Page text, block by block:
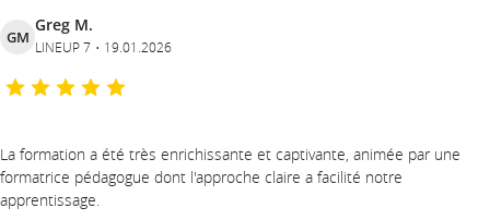
GM
Greg M.
LINEUP 7 19.01.2026
La formation a été très enrichissante et captivante, animée par une
formatrice pédagogue dont l'approche claire a facilité notre
apprentissage.